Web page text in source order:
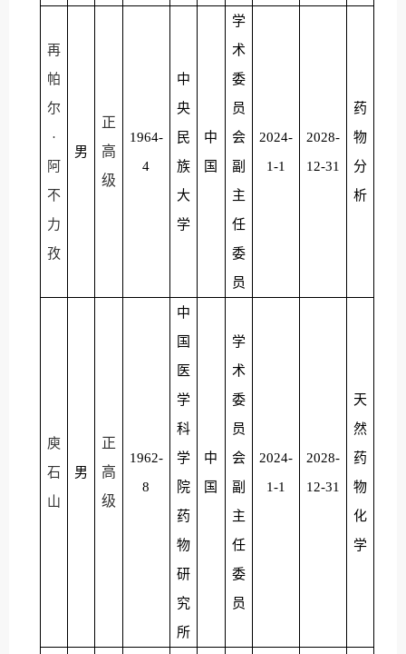
再
帕
尔
·
阿
不
力
孜
男
正
高
级
1964-
4
中
央
民
族
大
学
中
国
学
术
委
员
会
副
主
任
委
员
2024-
1-1
2028-
12-31
药
物
分
析
庾
石
山
男
正
高
级
1962-
8
中
国
医
学
科
学
院
药
物
研
究
所
中
国
学
术
委
员
会
副
主
任
委
员
2024-
1-1
2028-
12-31
天
然
药
物
化
学